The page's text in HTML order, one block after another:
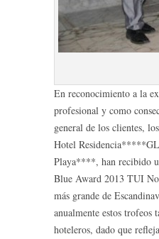
En reconocimiento a la
profesional y como
general de los clientes,
Hotel Residencia*****GL
Playa****, han recibido
Blue Award 2013 TUI
más grande de
anualmente estos trofeos
hoteleros, dado que